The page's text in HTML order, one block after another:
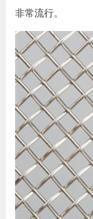
非常流行。